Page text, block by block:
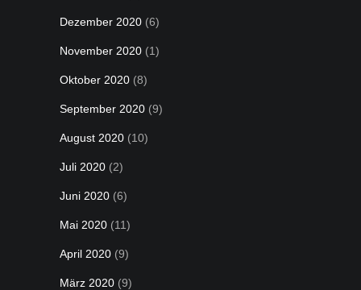
Dezember 2020 (6)
November 2020 (1)
Oktober 2020 (8)
September 2020 (9)
August 2020 (10)
Juli 2020 (2)
Juni 2020 (6)
Mai 2020 (11)
April 2020 (9)
März 2020 (9)